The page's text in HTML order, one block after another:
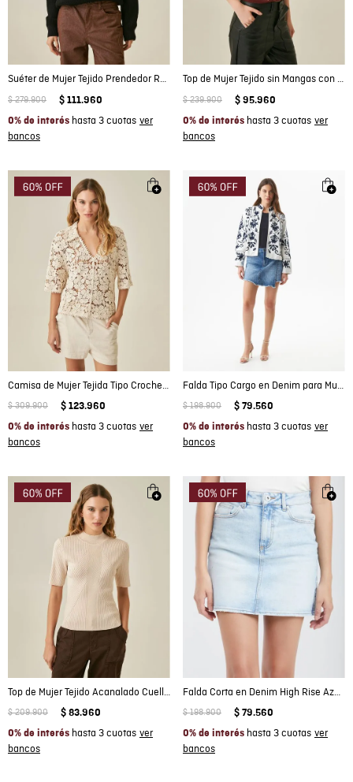
Suéter de Mujer Tejido Prendedor Removible Punto Inglés en Mezcla Técnica Madres
$ 279.900 $ 111.960
0% de interés hasta 3 cuotas
Top de Mujer Tejido sin Mangas con Lentejuelas Galga Ultraliviana en Mezcla de Lyocell y Lino
$ 239.900 $ 95.960
0% de interés hasta 3 cuotas
Camisa de Mujer Tejida Tipo Crochet Cuello Camisero Silueta Relajada en Mezcla de Algodón
$ 309.900 $ 123.960
0% de interés hasta 3 cuotas
Falda Tipo Cargo en Denim para Mujer
$ 198.900 $ 79.560
0% de interés hasta 3 cuotas
Top de Mujer Tejido Acanalado Cuello Nerú Cortes Irregulares Súper Liviano en Mezcla de Viscosa
$ 209.900 $ 83.960
0% de interés hasta 3 cuotas
Falda Corta en Denim High Rise Azul Claro para Mujer
$ 198.900 $ 79.560
0% de interés hasta 3 cuotas